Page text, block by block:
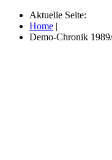
Aktuelle Seite:
Home |
Demo-Chronik